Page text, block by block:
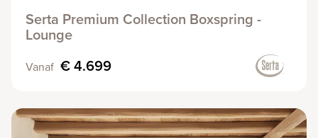
Serta Premium Collection Boxspring -
Lounge
Vanaf € 4.699